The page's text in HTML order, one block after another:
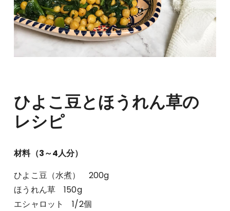
ひよこ豆とほうれん草の
レシピ
材料（3～4人分）
ひよこ豆（水煮） 200g
ほうれん草 150g
エシャロット 1/2個